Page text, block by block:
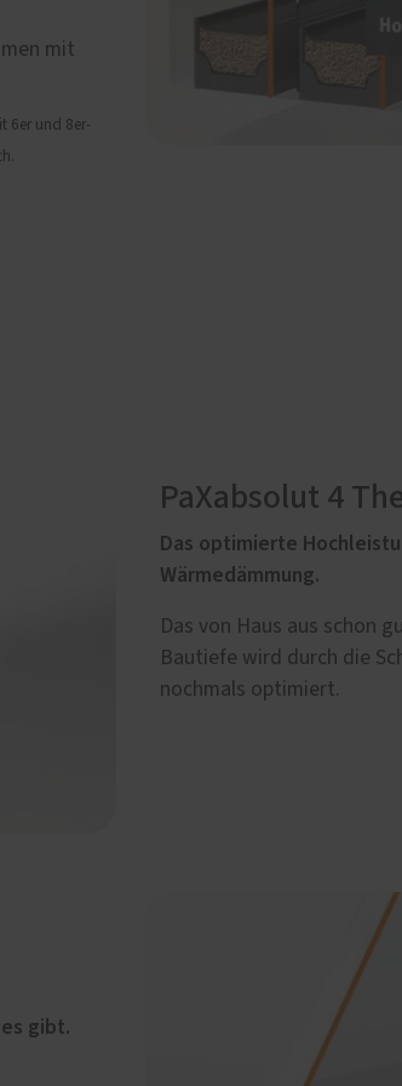
mit
6er und 8er-
PaXabsolut 4
Das optimierte
Wärmedämmung.
Das von Haus aus schon
Bautiefe wird durch die
nochmals optimiert.
gibt.